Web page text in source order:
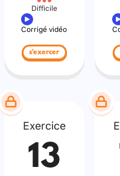
Difficile
Corrigé vidéo
s'exercer
Exercice
13